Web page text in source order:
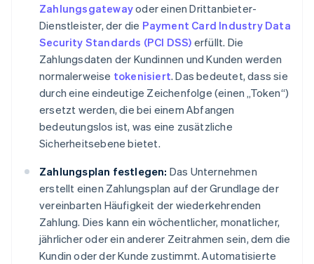
Zahlungsgatewayoder einen Drittanbieter-
Dienstleister, der die Payment Card Industry Data
Security Standards (PCI DSS) erfüllt. Die
Zahlungsdaten der Kundinnen und Kunden werden
normalerweise tokenisiert. Das bedeutet, dass sie
durch eine eindeutige Zeichenfolge (einen „Token“)
ersetzt werden, die bei einem Abfangen
bedeutungslos ist, was eine zusätzliche
Sicherheitsebene bietet.
Zahlungsplan festlegen: Das Unternehmen
erstellt einen Zahlungsplan auf der Grundlage der
vereinbarten Häufigkeit der wiederkehrenden
Zahlung. Dies kann ein wöchentlicher, monatlicher,
jährlicher oder ein anderer Zeitrahmen sein, dem die
Kundin oder der Kunde zustimmt. Automatisierte